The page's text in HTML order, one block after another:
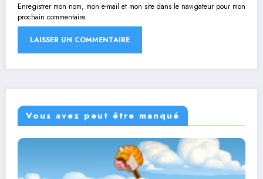
Enregistrer mon nom, mon e-mail et mon site dans le navigateur pour mon
prochain commentaire.
Vous avez peut être manqué